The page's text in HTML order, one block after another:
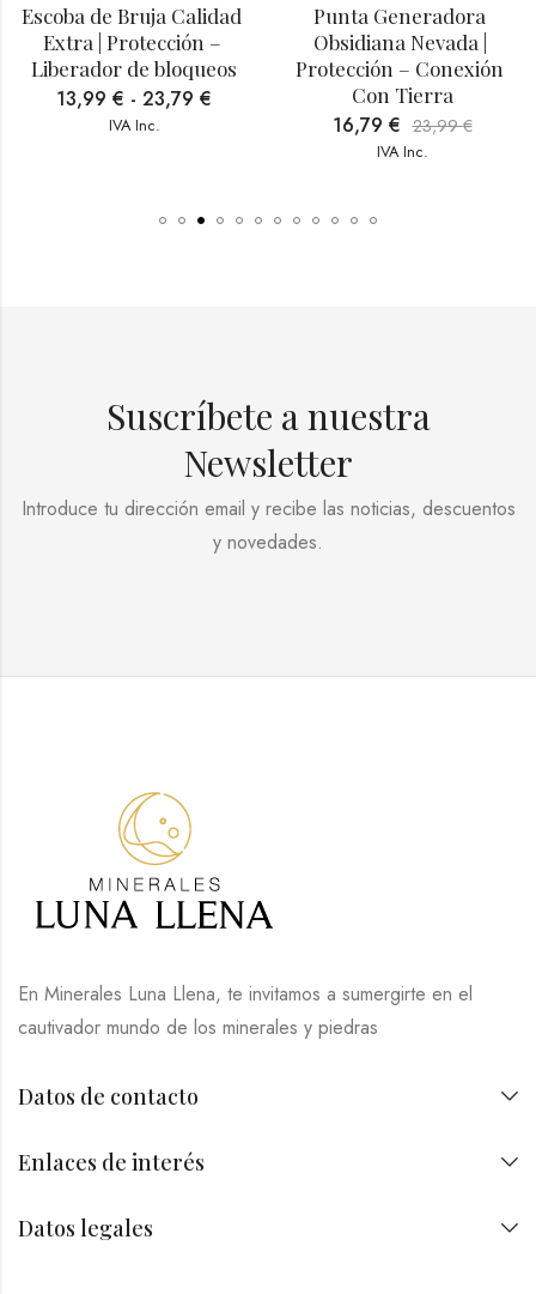
Escoba de Bruja Calidad
Extra | Protección –
Liberador de bloqueos
13,99 € - 23,79 €
IVA Inc.
Punta Generadora
Obsidiana Nevada |
Protección – Conexión
Con Tierra
16,79 € 23,99€
IVA Inc.
Suscríbete a nuestra
Newsletter
Introduce tu dirección email y recibe las noticias, descuentos
y novedades.
En Minerales Luna Llena, te invitamos a sumergirte en el
cautivador mundo de los minerales y piedras
Datos de contacto
Enlaces de interés
Datos legales